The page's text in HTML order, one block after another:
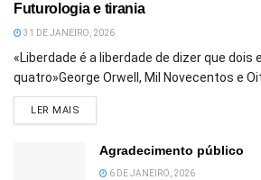
Futurologia e tirania
31 DE JANEIRO, 2026
«Liberdade é a liberdade de dizer que dois
quatro»George Orwell, Mil Novecentos e
LER MAIS
Agradecimento público
6 DE JANEIRO, 2026